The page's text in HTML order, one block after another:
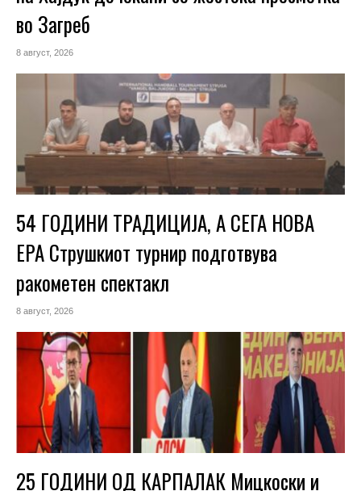
во Загреб
8 август, 2026
54 ГОДИНИ ТРАДИЦИЈА, А СЕГА НОВА
ЕРА Струшкиот турнир подготвува
ракометен спектакл
8 август, 2026
25 ГОДИНИ ОД КАРПАЛАК Мицкоски и